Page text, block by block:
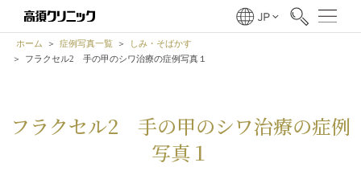
ホーム 症例写真一覧
しみ・そばかす
フラクセル2 手の甲のシワ治療の症例写真１
フラクセル2 手の甲のシワ治療の症例
写真１